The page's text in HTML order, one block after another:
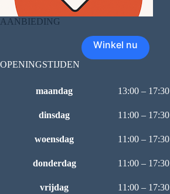
AANBIEDING
Winkel nu
OPENINGSTIJDEN
maandag 13:00 – 17:30
dinsdag 11:00 – 17:30
woensdag 11:00 – 17:30
donderdag 11:00 – 17:30
vrijdag 11:00 – 17:30